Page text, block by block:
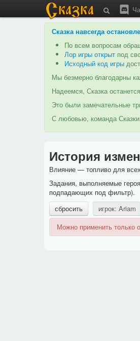
Сказка навсегда
По всем вопросам
Лор игры открыт под
Исходный код игры
Мы безмерно благодарны
Надеемся, Сказка
Это были замечательные
С любовью, команда
История
Влияние — топливо для
Задания, выполняемые
подпадающих под фильтр).
сбросить
игрок: Ariam
Можно применить только